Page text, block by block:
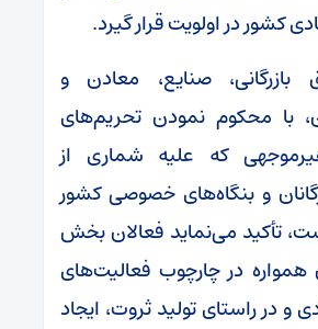
کشور در اولویت قرار گیرد.
صنایع، معادن و
با محکوم نمودن تحریم‌های
که علیه شماری از
و بنگاه‌های خصوصی کشور
تأکید می‌نماید فعالان بخش
در چارچوب فعالیت‌های
و در راستای تولید ثروت، ایجاد